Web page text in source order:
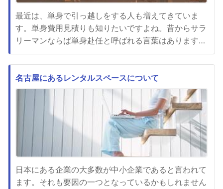
最近は、単身で引っ越しをする人も増えてきていま
す。単身費用見積りも知りたいですよね。昔からサラ
リーマンならば単身赴任と呼ばれる言葉はあります
が、この考え方は今でも続いています。1人で赴任を
しなければいけない職業は、大抵各地に店舗があるあ
るいは支店があるようなところであり比較的大きなと
ころが多い傾向にあります。一方で、社会人じゃなく
ても単身で引っ越しをするケー...
名古屋にあるレンタルスペースについて
日本にある企業の大多数が中小企業であると言われて
ます。それも要因の一つとなっているかもしれません